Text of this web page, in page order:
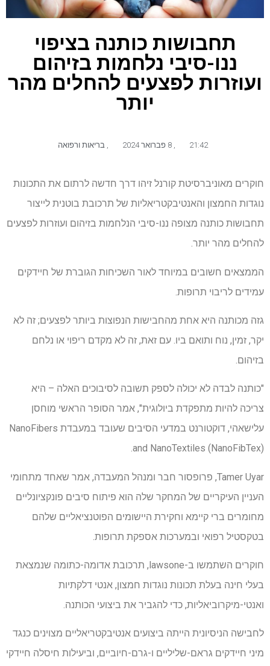
תחבושות כותנה בציפוי
ננו-סיבי נלחמות בזיהום
ועוזרות לפצעים להחלים מהר
יותר
21:42 8 פברואר 2024 בריאות ורפואה
חוקרים מאוניברסיטת קורנל זיהו דרך חדשה לרתום את התכונות
נוגדות החמצון והאנטיבקטריאליות של תרכובת בוטנית לייצור
תחבושות כותנה מצופה ננו-סיבי הנלחמות בזיהום ועוזרות לפצעים
להחלים מהר יותר.
הממצאים חשובים במיוחד לאור השכיחות הגוברת של חיידקים
עמידים לריבוי תרופות.
גזה מכותנה היא אחת מהחבישות הנפוצות ביותר לפצעים; זה לא
יקר, זמין, נוח ותואם ביו. עם זאת, זה לא מקדם ריפוי או נלחם
בזיהום.
"כותנה לבדה לא יכולה לספק תשובה לסיבוכים האלה – היא
צריכה להיות מתפקדת ביולוגית", אמר הסופר הראשי מוחסן
עלישאהי, דוקטורנט במדעי הסיבים שעובד במעבדת NanoFibers
and NanoTextiles (NanoFibTex).
Tamer Uyar, פרופסור חבר ומנהל המעבדה, אמר שאחד מתחומי
העניין העיקריים של המחקר שלה הוא פיתוח סיבים פונקציונליים
מחומרים ברי קיימא וחקירת היישומים הפוטנציאליים שלהם
בטקסטיל רפואי ובמערכות אספקת תרופות.
חוקרים השתמשו ב-lawsone, תרכובת אדומה-כתומה שנמצאת
בעלי חינה בעלת תכונות נוגדות חמצון, אנטי דלקתיות
ואנטי-מיקרוביאליות, כדי להגביר את ביצועי הכותנה.
לחבישה הניסיונית הייתה ביצועים אנטיבקטריאליים מצוינים כנגד
מיני חיידקים גראם-שליליים ו-גרם-חיוביים, וביעילות חיסלה חיידקי